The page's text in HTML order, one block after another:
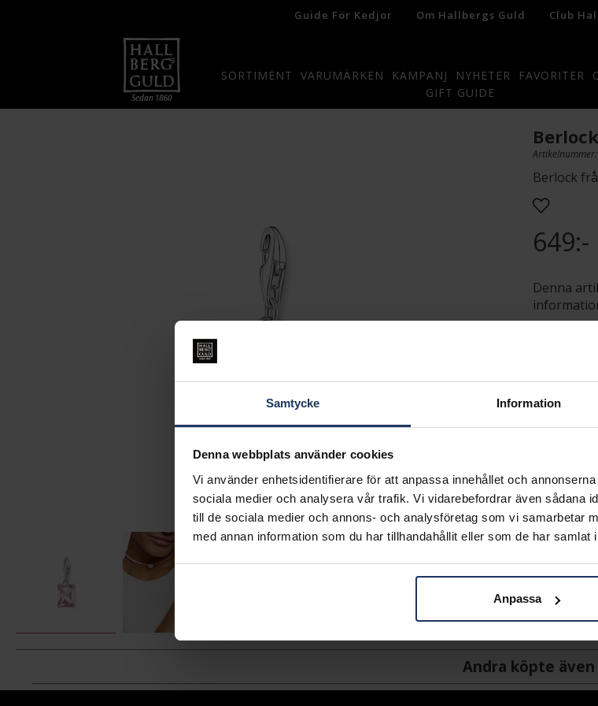
Samtycke Information
Denna webbplats använder cookies
Vi använder enhetsidentifierare för att anpassa innehållet och
sociala medier och analysera vår trafik. Vi vidarebefordrar även sådana
till de sociala medier och annons- och analysföretag som vi samarbetar
med annan information som du har tillhandahållit eller som de har samlat
Anpassa
Guide För Kedjor Om Hallbergs Guld Club
SORTIMENT VARUMÄRKEN KAMPANJ NYHETER FAVORITER
GIFT GUIDE
Berlock
649:-
Denna
Lagervara.
BREDD CA
HÖJD CA
VARUMÄRKE
MATERIAL
STEN/
Andra köpte även